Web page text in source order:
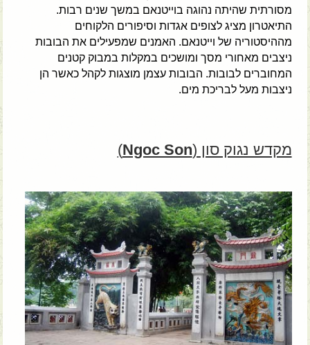
מסורתית שהיתה נהוגה בוייטנאם במשך שנים רבות.
התיאטרון מציג לצופים אגדות וסיפורים הלקוחים
מההיסטוריה של וייטנאם. האמנים שמפעילים את הבובות
ניצבים מאחורי מסך ומושכים במקלות במבוק קטנים
המחוברים לבובות. הבובות עצמן מוצגות לקהל כאשר הן
ניצבות מעל לבריכת מים.
מקדש נגוק סון (Ngoc Son
)